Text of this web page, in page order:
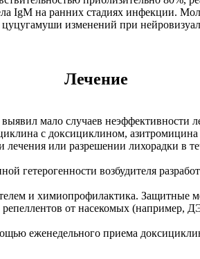
IgM на ранних стадиях инфекции.
изменений при
Лечение
мало случаев
с доксициклином,
или разрешении лихорадки в
гетерогенности возбудителя
и химиопрофилактика.
от насекомых (например,
еженедельного приема